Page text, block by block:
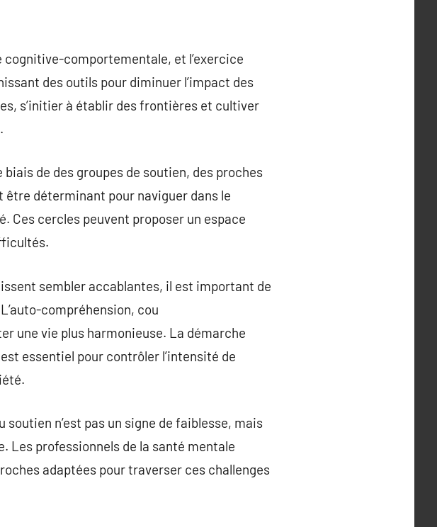
comportementale, et l’exercice
des outils pour diminuer l’impact des
s’initier à établir des frontières et cultiver
de des groupes de soutien, des proches
être déterminant pour naviguer dans le
Ces cercles peuvent proposer un espace
sembler accablantes, il est important de
compréhension, cou
une vie plus harmonieuse. La démarche
essentiel pour contrôler l’intensité de
n’est pas un signe de faiblesse, mais
Les professionnels de la santé mentale
adaptées pour traverser ces challenges